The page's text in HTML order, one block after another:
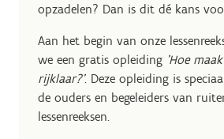
opzadelen? Dan is dit dé kans
Aan het begin van onze
we een gratis opleiding 'Hoe
rijklaar?'. Deze opleiding is
de ouders en begeleiders van
lessenreeksen.